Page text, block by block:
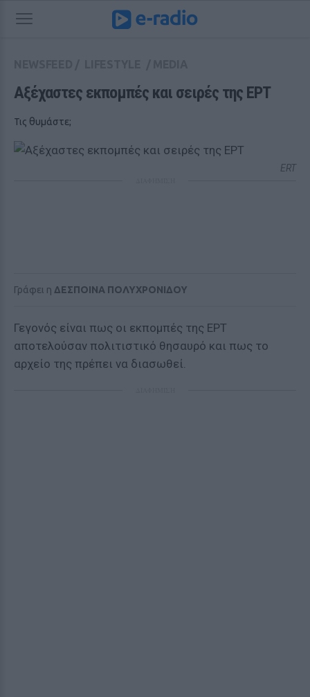
Αξέχαστες εκπομπές και σειρές της ΕΡΤ
Τις θυμάστε;
ERT
Γράφει η ΔΕΣΠΟΙΝΑ ΠΟΛΥΧΡΟΝΙΔΟΥ
Γεγονός είναι πως οι εκπομπές της ΕΡΤ
αποτελούσαν πολιτιστικό θησαυρό και πως το
αρχείο της πρέπει να διασωθεί.